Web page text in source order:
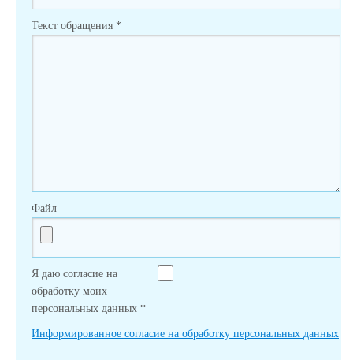
Текст обращения *
Файл
Я даю согласие на
обработку моих
персональных данных *
Информированное согласие на обработку персональных данных